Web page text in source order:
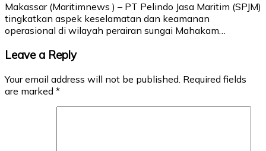
Makassar (Maritimnews ) – PT Pelindo Jasa Maritim (SPJM)
tingkatkan aspek keselamatan dan keamanan
operasional di wilayah perairan sungai Mahakam…
Leave a Reply
Your email address will not be published. Required fields
are marked *